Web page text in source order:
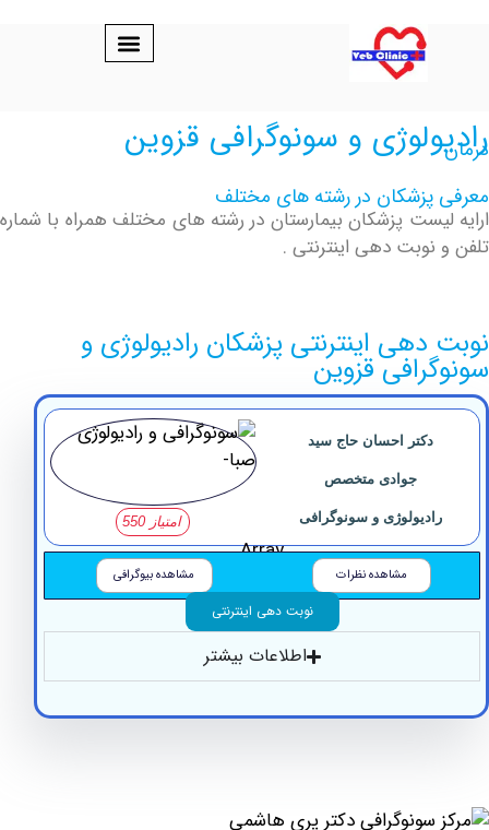
و سونوگرافی قزوین
در رشته های مختلف
پزشکان بیمارستان در رشته های مختلف همراه با شماره
دهی اینترنتی .
اینترنتی پزشکان رادیولوژی و
قزوین
دکتر احسان حاج سید
جوادی متخصص
و سونوگرافی
Array
مشاهده نظرات مشاهده بیوگرافی
نوبت دهی اینترنتی
اطلاعات بیشتر